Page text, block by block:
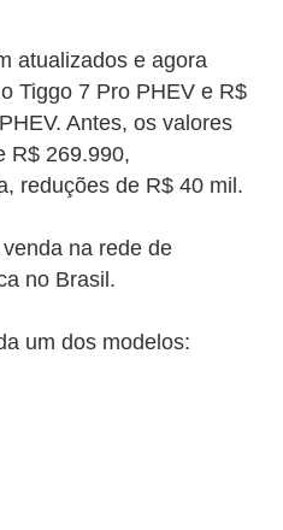
atualizados e agora
Tiggo 7 Pro PHEV e R$
Antes, os valores
R$ 269.990,
reduções de R$ 40 mil.
na rede de
no Brasil.
um dos modelos: